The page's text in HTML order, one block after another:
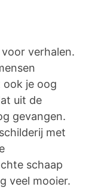
verhalen.
ook je oog
uit de
gevangen.
met
schaap
veel mooier.